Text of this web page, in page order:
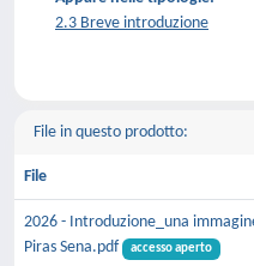
2.3 Breve introduzione
File in questo prodotto:
File
2026 - Introduzione_una
Piras Sena.pdf
accesso aperto